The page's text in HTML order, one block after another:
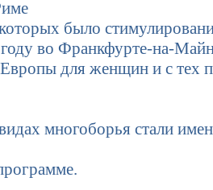
было
во Франкфурте-на-
для женщин и с тех
многоборья стали